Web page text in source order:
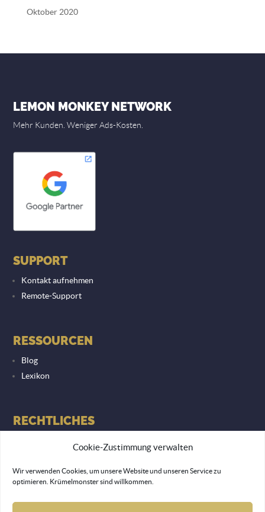
Cookie-Zustimmung verwalten
Wir verwenden Cookies, um unsere Website und unseren Service zu
optimieren. Krümelmonster sind willkommen.
Oktober 2020
LEMON MONKEY NETWORK
Mehr Kunden. Weniger Ads-Kosten.
SUPPORT
Kontakt aufnehmen
Remote-Support
RESSOURCEN
Blog
Lexikon
RECHTLICHES
© 2026 Lemon Monkey Network GmbH